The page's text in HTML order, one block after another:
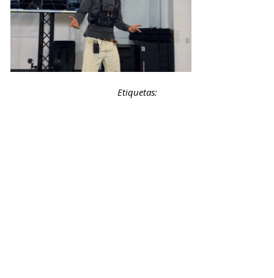
Etiquetas: